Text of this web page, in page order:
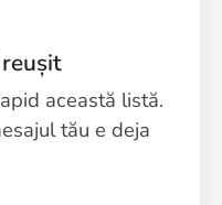
această listă.
tău e deja